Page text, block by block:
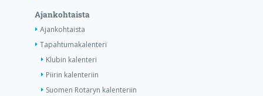
Ajankohtaista
Ajankohtaista
Tapahtumakalenteri
Klubin kalenteri
Piirin kalenteriin
Suomen Rotaryn kalenteriin